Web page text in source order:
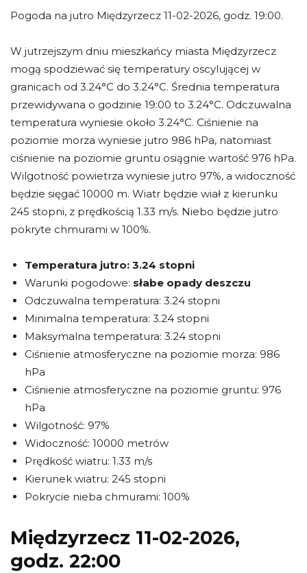
Pogoda na jutro Międzyrzecz 11-02-2026, godz. 19:00.
W jutrzejszym dniu mieszkańcy miasta Międzyrzecz
mogą spodziewać się temperatury oscylującej w
granicach od 3.24°C do 3.24°C. Średnia temperatura
przewidywana o godzinie 19:00 to 3.24°C. Odczuwalna
temperatura wyniesie około 3.24°C. Ciśnienie na
poziomie morza wyniesie jutro 986 hPa, natomiast
ciśnienie na poziomie gruntu osiągnie wartość 976 hPa.
Wilgotność powietrza wyniesie jutro 97%, a widoczność
będzie sięgać 10000 m. Wiatr będzie wiał z kierunku
245 stopni, z prędkością 1.33 m/s. Niebo będzie jutro
pokryte chmurami w 100%.
Temperatura jutro: 3.24 stopni
Warunki pogodowe: słabe opady deszczu
Odczuwalna temperatura: 3.24 stopni
Minimalna temperatura: 3.24 stopni
Maksymalna temperatura: 3.24 stopni
Ciśnienie atmosferyczne na poziomie morza: 986
hPa
Ciśnienie atmosferyczne na poziomie gruntu: 976
hPa
Wilgotność: 97%
Widoczność: 10000 metrów
Prędkość wiatru: 1.33 m/s
Kierunek wiatru: 245 stopni
Pokrycie nieba chmurami: 100%
Międzyrzecz 11-02-2026,
godz. 22:00